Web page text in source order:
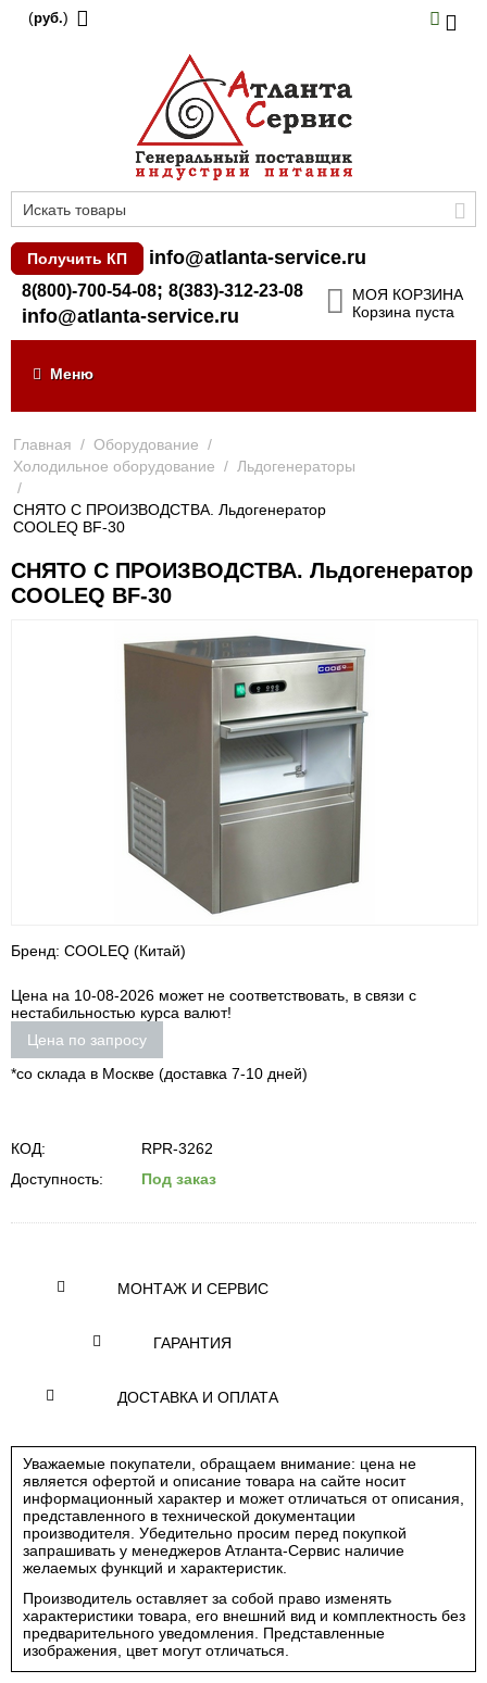
(руб.)
Получить КП info@atlanta-service.ru
8(800)-700-54-08; 8(383)-312-23-08
info@atlanta-service.ru
МОЯ КОРЗИНА
Корзина пуста
Меню
Главная / Оборудование /
Холодильное оборудование / Льдогенераторы
/
СНЯТО С ПРОИЗВОДСТВА. Льдогенератор
COOLEQ BF-30
СНЯТО С ПРОИЗВОДСТВА. Льдогенератор
COOLEQ BF-30
Бренд: COOLEQ (Китай)
Цена на 10-08-2026 может не соответствовать, в связи с
нестабильностью курса валют!
Цена по запросу
*со склада в Москве (доставка 7-10 дней)
КОД:
RPR-3262
Доступность:
Под заказ
МОНТАЖ И СЕРВИС
ГАРАНТИЯ
ДОСТАВКА И ОПЛАТА
Уважаемые покупатели, обращаем внимание: цена не
является офертой и описание товара на сайте носит
информационный характер и может отличаться от описания,
представленного в технической документации
производителя. Убедительно просим перед покупкой
запрашивать у менеджеров Атланта-Сервис наличие
желаемых функций и характеристик.
Производитель оставляет за собой право изменять
характеристики товара, его внешний вид и комплектность без
предварительного уведомления. Представленные
изображения, цвет могут отличаться.